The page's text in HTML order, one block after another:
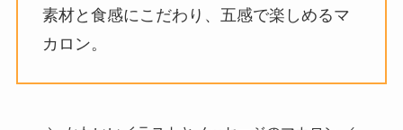
素材と食感にこだわり、五感で楽しめるマ
カロン。